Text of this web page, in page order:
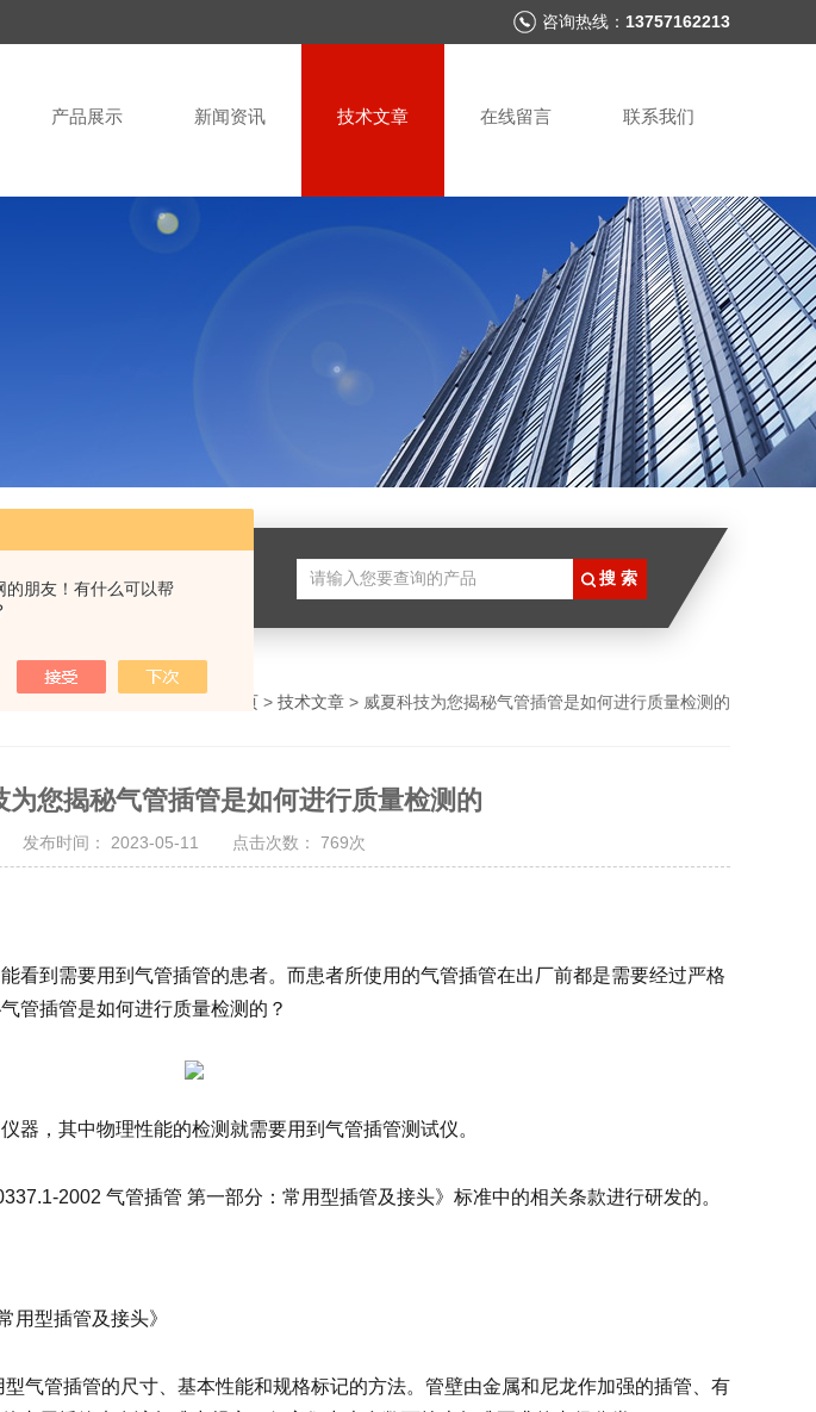
的朋友！有什么可以帮
咨询热线： 13757162213
产品展示 新闻资讯 技术文章 在线留言 联系我们
试仪，口腔器械测试仪
网站首页 > 技术文章 > 威夏科技为您揭秘气管插管是如何进行质量检测的
为您揭秘气管插管是如何进行质量检测的
发布时间： 2023-05-11 点击次数： 769次
看到需要用到气管插管的患者。而患者所使用的气管插管在出厂前都是需要经过严格
管插管是如何进行质量检测的？
器，其中物理性能的检测就需要用到气管插管测试仪。
2002 气管插管 第一部分：常用型插管及接头》标准中的相关条款进行研发的。
用型插管及接头》
气管插管的尺寸、基本性能和规格标记的方法。管壁由金属和尼龙作加强的插管、有